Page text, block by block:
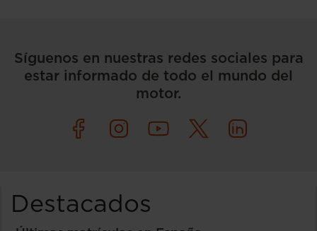
Síguenos en nuestras redes sociales para
estar informado de todo el mundo del
motor.
Destacados